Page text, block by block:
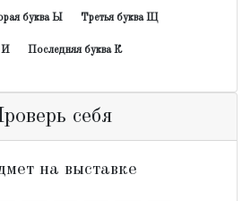
буква Ы Третья буква Щ
И Последняя буква К
себя
на выставке